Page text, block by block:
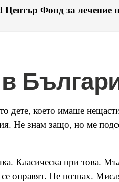
Център Фонд за лечение
дете, което имаше
Не знам защо, но ме
Класическа при това.
оправят. Не познах.